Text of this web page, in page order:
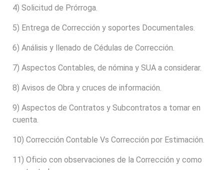
4) Solicitud de Prórroga.
5) Entrega de Corrección y soportes Documentales.
6) Análisis y llenado de Cédulas de Corrección.
7) Aspectos Contables, de nómina y SUA a considerar.
8) Avisos de Obra y cruces de información.
9) Aspectos de Contratos y Subcontratos a tomar en
cuenta.
10) Corrección Contable Vs Corrección por Estimación.
11) Oficio con observaciones de la Corrección y como